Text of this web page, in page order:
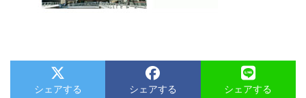
シェアする シェアする シェアする